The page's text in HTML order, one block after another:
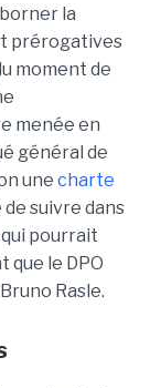
la
prérogatives
moment de
menée en
général de
une charte
suivre dans
qui pourrait
que le DPO
Rasle.